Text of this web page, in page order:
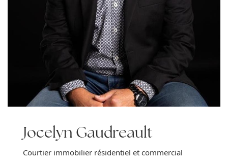
Jocelyn Gaudreault
Courtier immobilier résidentiel et commercial